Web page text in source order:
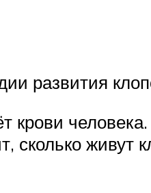
развития
сколько живут